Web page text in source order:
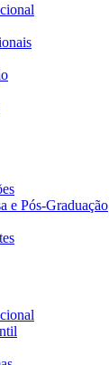
e Pós-Graduação